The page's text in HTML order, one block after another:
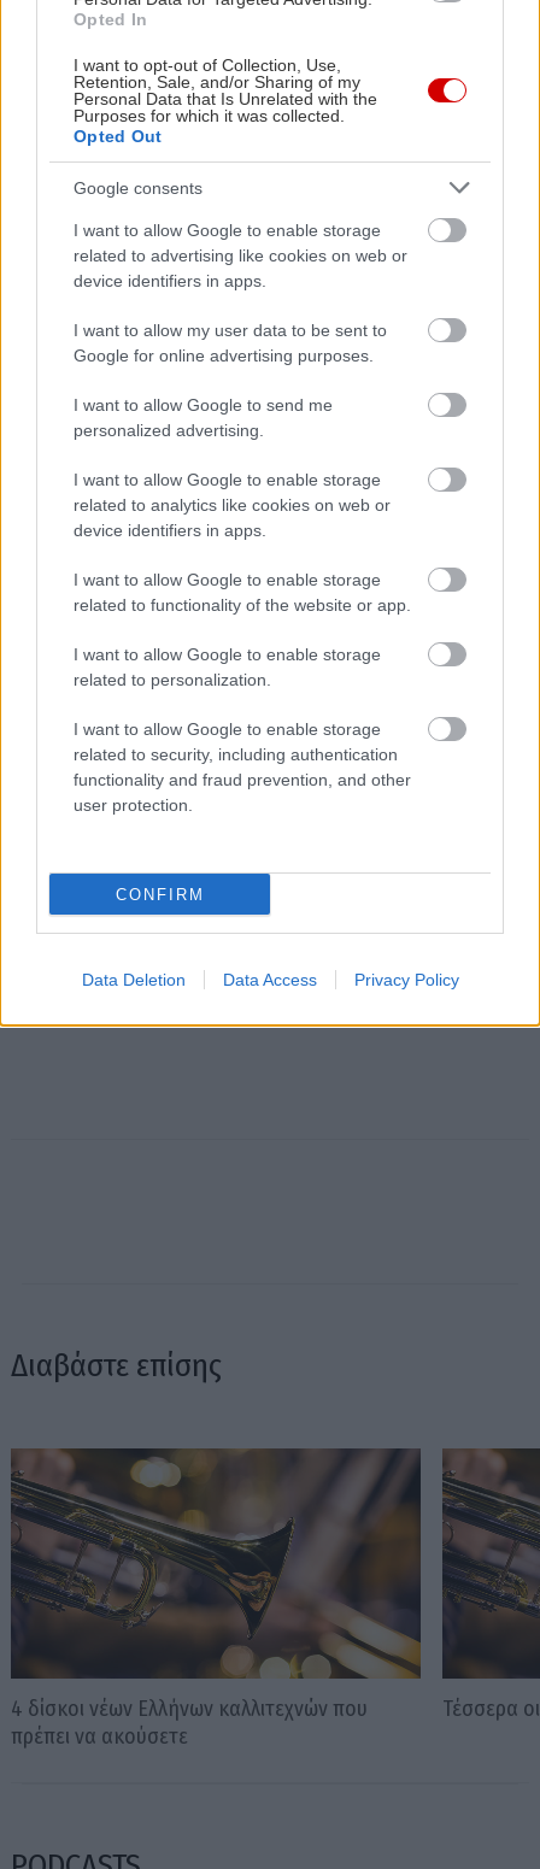
Opted In
I want to opt-out of Collection, Use,
Retention, Sale, and/or Sharing of my
Personal Data that Is Unrelated with the
Purposes for which it was collected.
Opted Out
Google consents
I want to allow Google to enable storage
related to advertising like cookies on web or
device identifiers in apps.
I want to allow my user data to be sent to
Google for online advertising purposes.
I want to allow Google to send me
personalized advertising.
I want to allow Google to enable storage
related to analytics like cookies on web or
device identifiers in apps.
I want to allow Google to enable storage
related to functionality of the website or app.
I want to allow Google to enable storage
related to personalization.
I want to allow Google to enable storage
related to security, including authentication
functionality and fraud prevention, and other
user protection.
CONFIRM
Data Deletion Data Access Privacy Policy
τηλεοπτικής σειράς «Το νησί» (ΕΜΙ) σε μουσική
του Μίνωα Μάτσα και στίχους της Victoria
Hislop.
Info:
Ο δίσκος της Ελεωνόρας Ζουγανέλη «Μετακόμιση
τώρα» κυκλοφορεί στις 2 Απριλίου. Ας είναι
καλοτάξιδος.
Διαβάστε επίσης
4 δίσκοι νέων Ελλήνων καλλιτεχνών που
πρέπει να ακούσετε
Τέσσερα